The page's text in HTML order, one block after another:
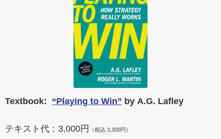
Textbook: “Playing to Win” by A.G. Lafley
テキスト代：3,000円 （税込 3,300円）